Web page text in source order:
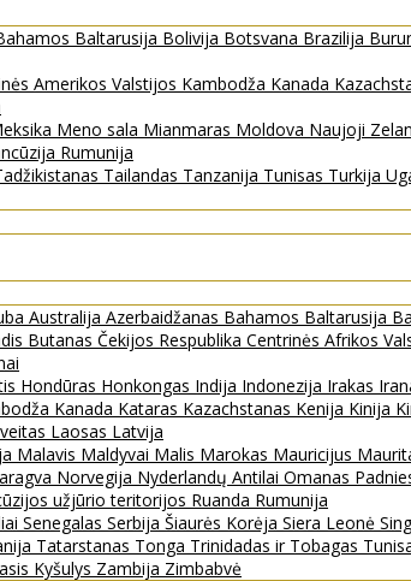
Baltarusija Bolivija Botsvana Brazilija
Amerikos Valstijos Kambodža Kanada
Meno sala Mianmaras Moldova Naujoji
Rumunija
Tailandas Tanzanija Tunisas Turkija
Australija Azerbaidžanas Bahamos Baltarusija
Butanas Čekijos Respublika Centrinės Afrikos
Hondūras Honkongas Indija Indonezija Irakas
Kanada Kataras Kazachstanas Kenija Kinija
Laosas Latvija
Malavis Maldyvai Malis Marokas Mauricijus
Norvegija Nyderlandų Antilai Omanas
užjūrio teritorijos Ruanda Rumunija
Senegalas Serbija Šiaurės Korėja Siera Leonė
Tatarstanas Tonga Trinidadas ir Tobagas
Kyšulys Zambija Zimbabvė